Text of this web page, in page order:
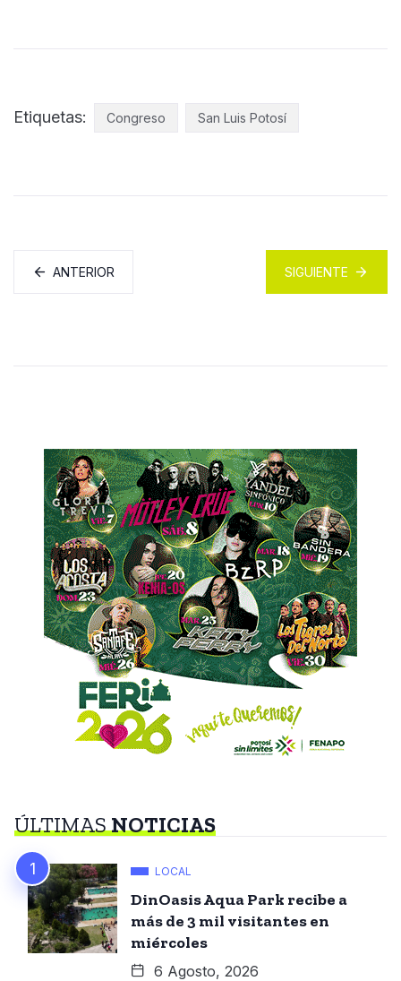
Etiquetas: Congreso San Luis Potosí
ANTERIOR SIGUIENTE
ÚLTIMASNOTICIAS
LOCAL
DinOasis Aqua Park recibe a
más de 3 mil visitantes en
miércoles
6 Agosto, 2026